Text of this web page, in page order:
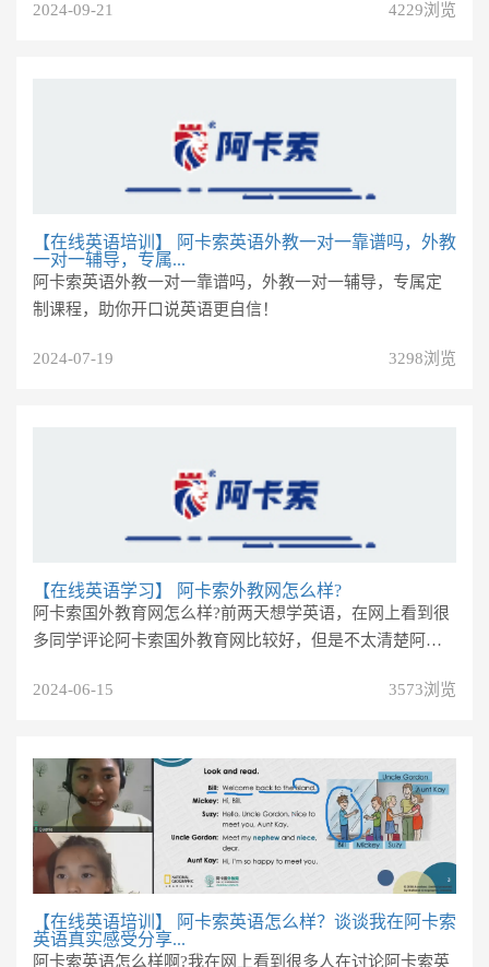
2024-09-21
4229浏览
【在线英语培训】
阿卡索英语外教一对一靠谱吗，外教
一对一辅导，专属...
阿卡索英语外教一对一靠谱吗，外教一对一辅导，专属定
制课程，助你开口说英语更自信！
2024-07-19 3298浏览
【在线英语学习】 阿卡索外教网怎么样?
阿卡索国外教育网怎么样?前两天想学英语，在网上看到很
多同学评论阿卡索国外教育网比较好，但是不太清楚阿卡
2024-06-15
3573浏览
【在线英语培训】
阿卡索英语怎么样？谈谈我在阿卡索
英语真实感受分享...
阿卡索英语怎么样啊?我在网上看到很多人在讨论阿卡索英